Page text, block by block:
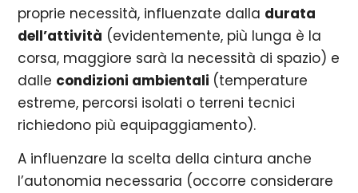
proprie necessità, influenzate dalla durata
dell’attività (evidentemente, più lunga è la
corsa, maggiore sarà la necessità di spazio) e
dalle condizioni ambientali (temperature
estreme, percorsi isolati o terreni tecnici
richiedono più equipaggiamento).
A influenzare la scelta della cintura anche
l’autonomia necessaria (occorre considerare